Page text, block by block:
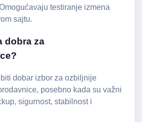
testiranje izmena
sajtu.
dobra za
dobar izbor za ozbiljnije
posebno kada su važni
sigurnost, stabilnost i